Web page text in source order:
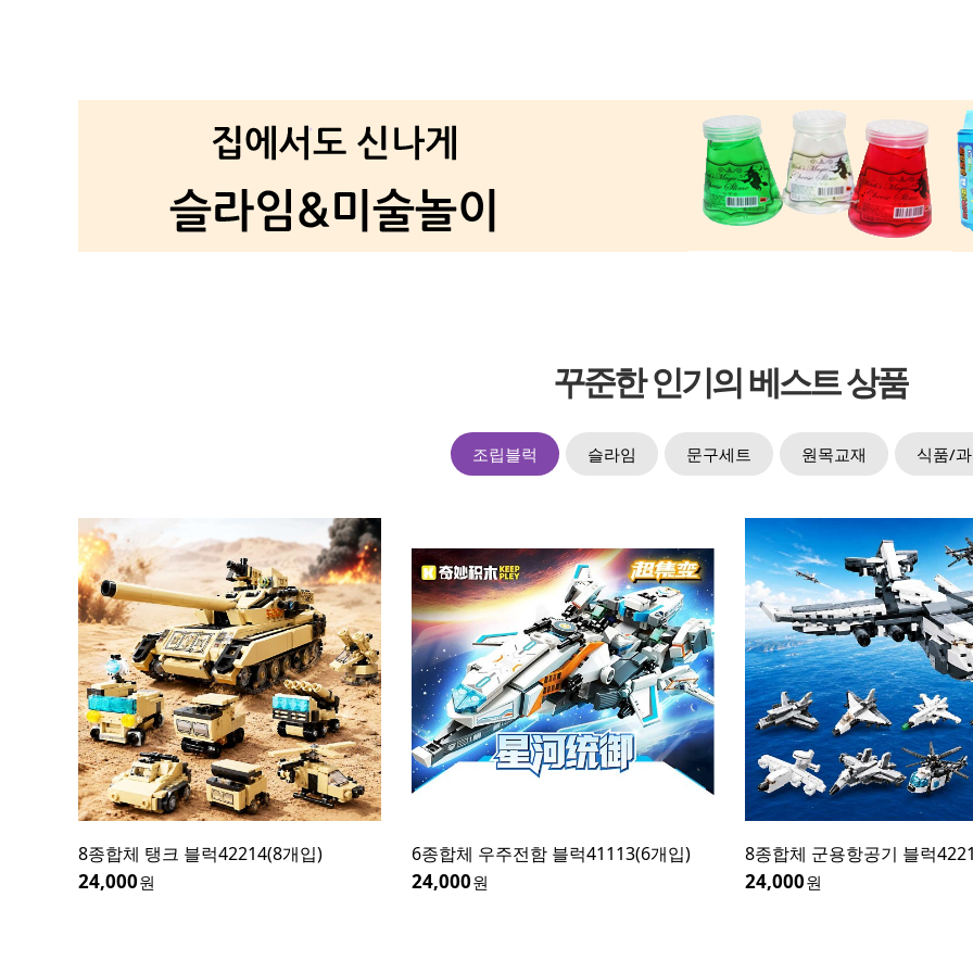
꾸준한 인기의 베스트 상품
8종합체 탱크 블럭42214(8개입)
24,000원
6종합체 우주전함 블럭41113(6개입)
24,000원
8종합체 군용항공기 블럭
24,000원
조립블럭 슬라임 문구세트 원목교재 식품/